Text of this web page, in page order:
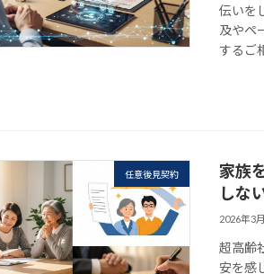
伝いを
及やペ
するご
任意後見契約
家族
しな
2026年3
超高齢
安を感